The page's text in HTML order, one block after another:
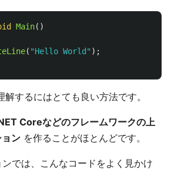
Main()
( "Hello World" );
するにはとても良い方法です。
Coreなどのフレームワークの上
ン を作ることがほとんどです。
では、こんなコードをよく見かけ